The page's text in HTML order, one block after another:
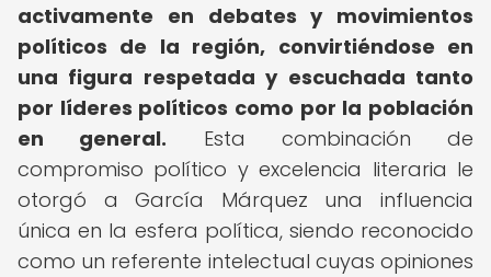
activamente en debates y movimientos
políticos de la región, convirtiéndose en
una figura respetada y escuchada tanto
por líderes políticos como por la población
en general. Esta combinación de
compromiso político y excelencia literaria le
otorgó a García Márquez una influencia
única en la esfera política, siendo reconocido
como un referente intelectual cuyas opiniones